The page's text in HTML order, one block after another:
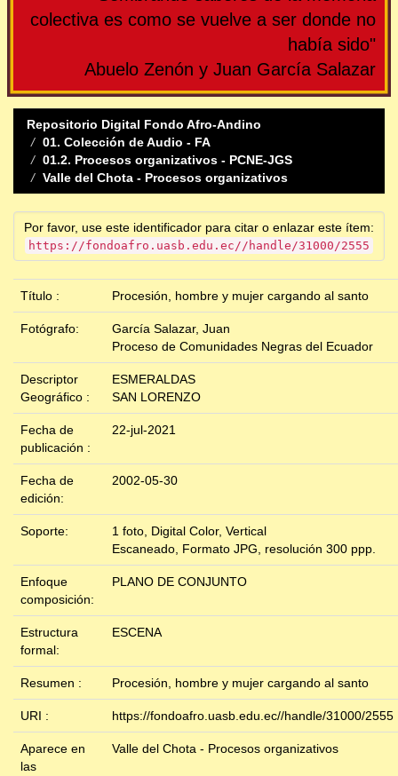
colectiva es como se vuelve a ser donde no
había sido"
Abuelo Zenón y Juan García Salazar
Repositorio Digital Fondo Afro-Andino
01. Colección de Audio - FA
01.2. Procesos organizativos - PCNE-JGS
Valle del Chota - Procesos organizativos
Por favor, use este identificador para citar o enlazar este ítem:
https://fondoafro.uasb.edu.ec//handle/31000/2555
Título : Procesión, hombre y mujer cargando al santo
Fotógrafo:
García Salazar, Juan
Proceso de Comunidades Negras del Ecuador
Descriptor
Geográfico :
ESMERALDAS
SAN LORENZO
Fecha de
publicación :
22-jul-2021
Fecha de
edición:
2002-05-30
Soporte:
1 foto, Digital Color, Vertical
Escaneado, Formato JPG, resolución 300 ppp.
Enfoque
composición:
PLANO DE CONJUNTO
Estructura
formal:
ESCENA
Resumen : Procesión, hombre y mujer cargando al santo
URI : https://fondoafro.uasb.edu.ec//handle/31000/2555
Aparece en
las
Valle del Chota - Procesos organizativos